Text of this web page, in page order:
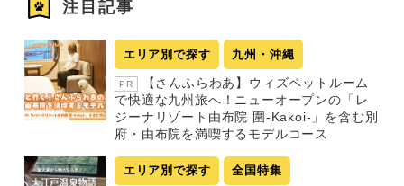
注目記事
エリア別で探す 九州・沖縄
PR
【さんふらわあ】ウィズペットルーム
で快適な九州旅へ！ニューオープンの「レ
ジーナリゾート由布院 圍-Kakoi-」を含む別
府・由布院を満喫するモデルコース
エリア別で探す 全国特集